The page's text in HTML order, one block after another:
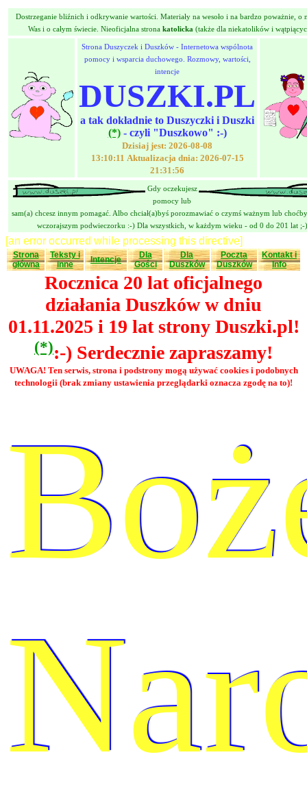
Dostrzeganie bliźnich i odkrywanie wartości. Materiały na wesoło i na bardzo poważnie, o
Was i o całym świecie. Nieoficjalna strona katolicka (także dla niekatolików i
Strona Duszyczek i Duszków - Internetowa wspólnota
pomocy i wsparcia duchowego. Rozmowy, wartości,
intencje
DUSZKI.PL
a tak dokładnie to Duszyczki i Duszki
(*)- czyli "Duszkowo" :-)
Dzisiaj jest: 2026-08-08
13:10:11 Aktualizacja dnia: 2026-07-15
21:31:56
Gdy oczekujesz
pomocy lub
sam(a) chcesz innym pomagać. Albo chciał(a)byś porozmawiać o czymś ważnym lub
wczorajszym podwieczorku :-) Dla wszystkich, w każdym wieku - od 0 do 201 lat ;-)
[an error occurred while processing this directive]
Strona
główna
Teksty i
inne
Intencje
Dla
Gości
Dla
Duszków
Poczta
Duszków
Kontakt i
Info
Rocznica 20 lat oficjalnego
działania Duszków w dniu
01.11.2025 i 19 lat strony Duszki.pl!
(*):-) Serdecznie zapraszamy!
UWAGA! Ten serwis, strona i podstrony mogą używać cookies i podobnych
technologii (brak zmiany ustawienia przeglądarki oznacza zgodę na to)!